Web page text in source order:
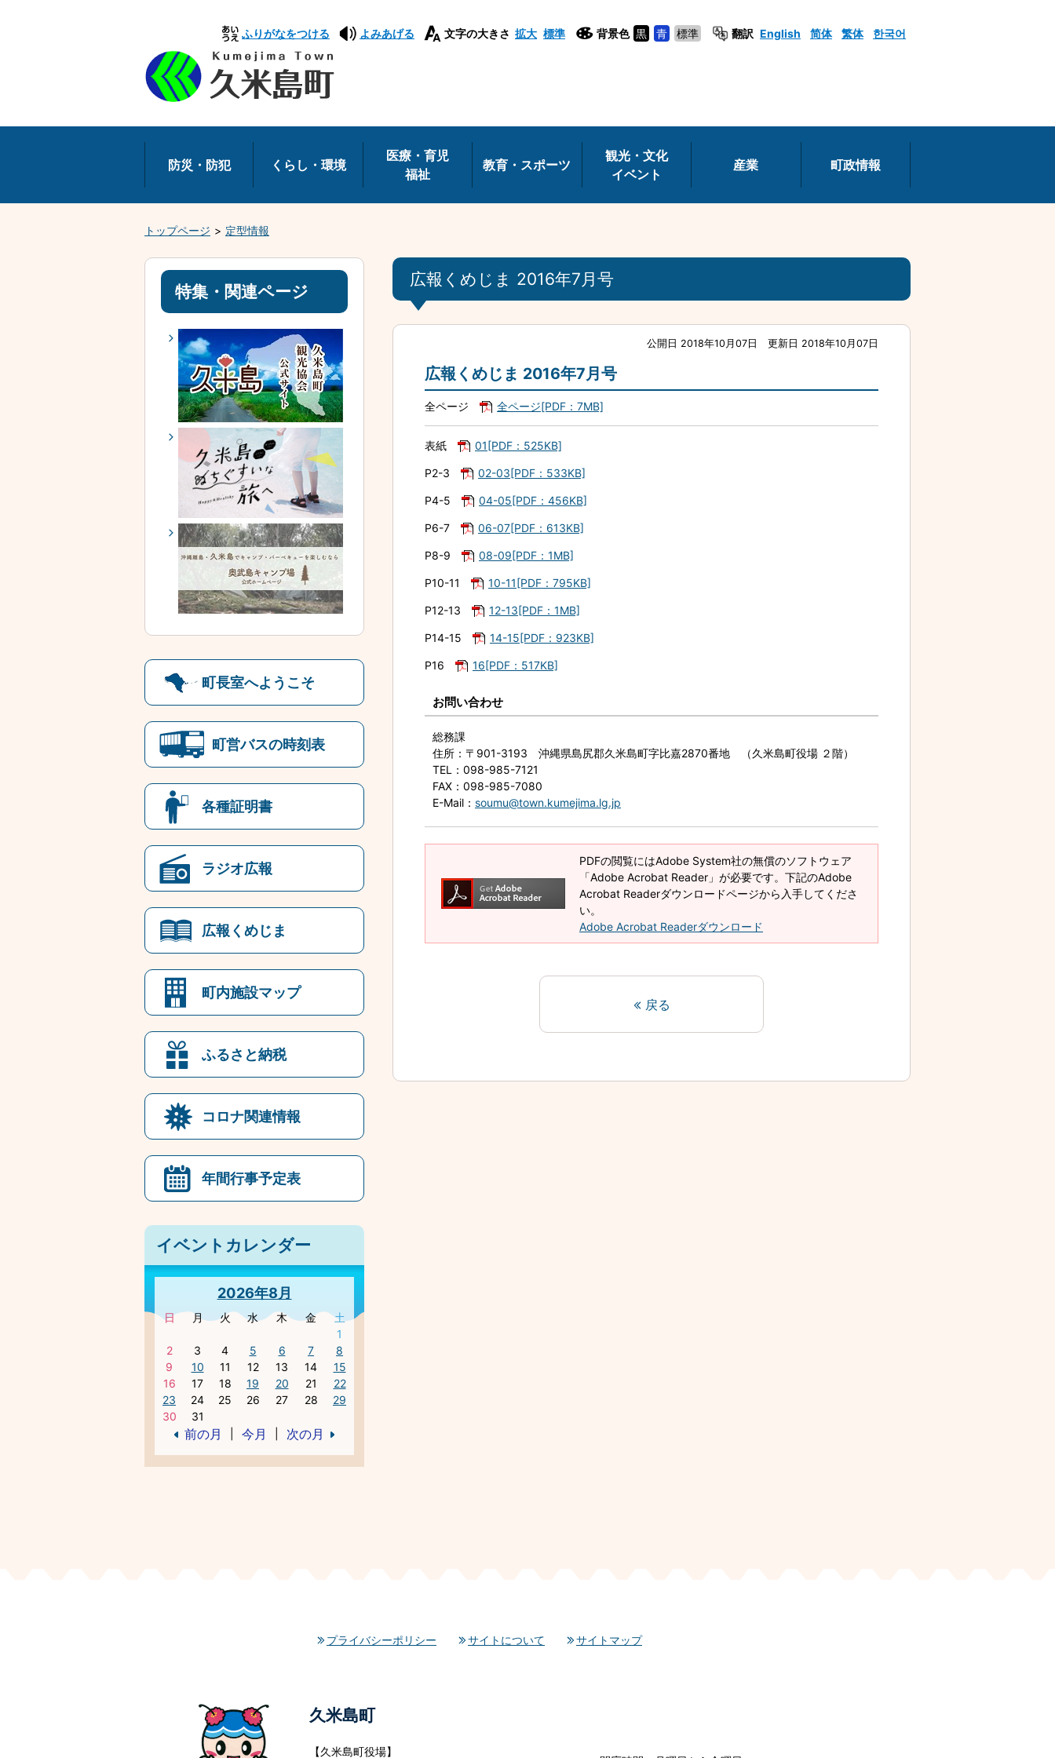
本
文
へ
移
動
ふりがなをつける よみあげる 文字の大きさ 拡大 標準 背景色 黒 青 標準 翻訳 English 简体 繁体 한국어
防災・防犯 くらし・環境
医療・育児
福祉
教育・スポーツ
観光・文化
イベント
産業 町政情報
トップページ 定型情報
広報くめじま 2016年7月号
公開日 2018年10月07日 更新日 2018年10月07日
広報くめじま 2016年7月号
全ページ 全ページ[PDF：7MB]
表紙 01[PDF：525KB]
P2-3 02-03[PDF：533KB]
P4-5 04-05[PDF：456KB]
P6-7 06-07[PDF：613KB]
P8-9 08-09[PDF：1MB]
P10-11 10-11[PDF：795KB]
P12-13 12-13[PDF：1MB]
P14-15 14-15[PDF：923KB]
P16 16[PDF：517KB]
お問い合わせ
総務課
住所 ：〒901-3193 沖縄県島尻郡久米島町字比嘉2870番地 （久米島町役場 ２階）
TEL
：098-985-7121
FAX ：098-985-7080
E-Mail ： soumu@town.kumejima.lg.jp
PDFの閲覧にはAdobe System社の無償のソフトウェア
「Adobe Acrobat Reader」が必要です。下記のAdobe
Acrobat Readerダウンロードページから入手してくださ
い。
Adobe Acrobat Readerダウンロード
戻る
特集・関連ページ
町長室へようこそ
町営バスの時刻表
各種証明書
ラジオ広報
広報くめじま
町内施設マップ
ふるさと納税
コロナ関連情報
年間行事予定表
イベントカレンダー
2026年8月
日 月 火 水 木 金
土
1
2
3 4 5 6 7
8
9
10 11 12 13 14
15
16
17 18 19 20 21
22
23
24 25 26 27 28
29
30
31
前の月 今月 次の月
プライバシーポリシー サイトについて サイトマップ
久米島町
【久米島町役場】